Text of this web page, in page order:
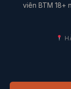
viên BTM 18+